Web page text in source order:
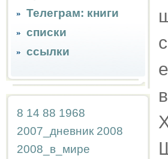
Телеграм: книги
списки
ссылки
8 14 88 1968
2007_дневник 2008
2008_в_мире